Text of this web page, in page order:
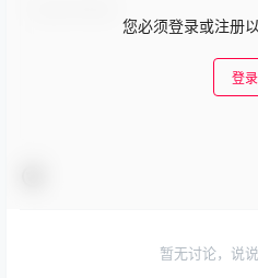
您必须登录或注册
登录
暂无讨论，说